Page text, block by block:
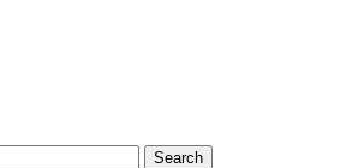
Search